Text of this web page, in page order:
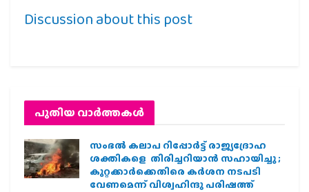
Discussion about this post
പുതിയ വാര്‍ത്തകള്‍
സംഭൽ കലാപ റിപ്പോർട്ട് രാജ്യദ്രോഹ
ശക്തികളെ തിരിച്ചറിയാൻ സഹായിച്ചു ;
കുറ്റക്കാർക്കെതിരെ കർശന നടപടി
വേണമെന്ന് വിശ്വഹിന്ദു പരിഷത്ത്